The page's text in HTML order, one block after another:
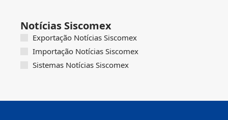
Notícias Siscomex
Exportação Notícias Siscomex
Importação Notícias Siscomex
Sistemas Notícias Siscomex